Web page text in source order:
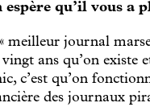
qu’il vous a
meilleur journal
ans qu’on existe
c’est qu’on
des journaux